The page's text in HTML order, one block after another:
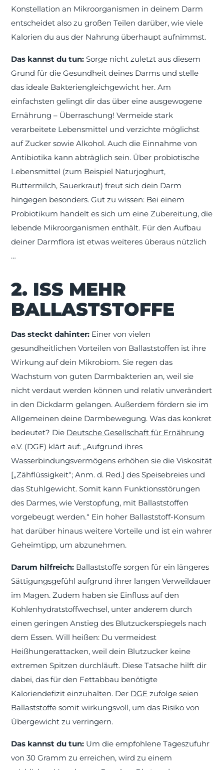
Konstellation an Mikroorganismen in deinem Darm
entscheidet also zu großen Teilen darüber, wie viele
Kalorien du aus der Nahrung überhaupt aufnimmst.
Das kannst du tun: Sorge nicht zuletzt aus diesem
Grund für die Gesundheit deines Darms und stelle
das ideale Bakteriengleichgewicht her. Am
einfachsten gelingt dir das über eine ausgewogene
Ernährung – Überraschung! Vermeide stark
verarbeitete Lebensmittel und verzichte möglichst
auf Zucker sowie Alkohol. Auch die Einnahme von
Antibiotika kann abträglich sein. Über probiotische
Lebensmittel (zum Beispiel Naturjoghurt,
Buttermilch, Sauerkraut) freut sich dein Darm
hingegen besonders. Gut zu wissen: Bei einem
Probiotikum handelt es sich um eine Zubereitung, die
lebende Mikroorganismen enthält. Für den Aufbau
deiner Darmflora ist etwas weiteres überaus nützlich
…
2. ISS MEHR
BALLASTSTOFFE
Das steckt dahinter: Einer von vielen
gesundheitlichen Vorteilen von Ballaststoffen ist ihre
Wirkung auf dein Mikrobiom. Sie regen das
Wachstum von guten Darmbakterien an, weil sie
nicht verdaut werden können und relativ unverändert
in den Dickdarm gelangen. Außerdem fördern sie im
Allgemeinen deine Darmbewegung. Was das konkret
bedeutet? Die Deutsche Gesellschaft für Ernährung
e.V. (DGE) klärt auf: „Aufgrund ihres
Wasserbindungsvermögens erhöhen sie die Viskosität
[„Zähflüssigkeit“; Anm. d. Red.] des Speisebreies und
das Stuhlgewicht. Somit kann Funktionsstörungen
des Darmes, wie Verstopfung, mit Ballaststoffen
vorgebeugt werden.“ Ein hoher Ballaststoff-Konsum
hat darüber hinaus weitere Vorteile und ist ein wahrer
Geheimtipp, um abzunehmen.
Darum hilfreich: Ballaststoffe sorgen für ein längeres
Sättigungsgefühl aufgrund ihrer langen Verweildauer
im Magen. Zudem haben sie Einfluss auf den
Kohlenhydratstoffwechsel, unter anderem durch
einen geringen Anstieg des Blutzuckerspiegels nach
dem Essen. Will heißen: Du vermeidest
Heißhungerattacken, weil dein Blutzucker keine
extremen Spitzen durchläuft. Diese Tatsache hilft dir
dabei, das für den Fettabbau benötigte
Kaloriendefizit einzuhalten. Der DGE zufolge seien
Ballaststoffe somit wirkungsvoll, um das Risiko von
Übergewicht zu verringern.
Das kannst du tun: Um die empfohlene Tageszufuhr
von 30 Gramm zu erreichen, wird zu einem